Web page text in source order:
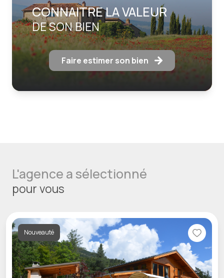
CONNAITRE LA VALEUR
DE SON BIEN
Faire estimer son bien
L'agence a sélectionné
pour vous
Nouveauté